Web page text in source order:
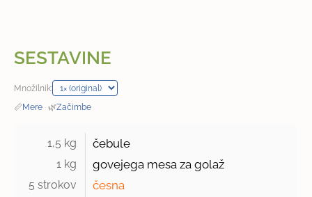
SESTAVINE
Množilnik:
📏Mere · 🌿Začimbe
1,5 kg čebule
1 kg govejega mesa za golaž
5 strokov česna